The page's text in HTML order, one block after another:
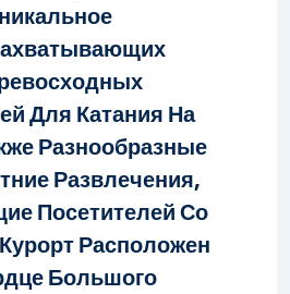
Для Катания На
Разнообразные
Развлечения,
Посетителей Со
Расположен
Большого